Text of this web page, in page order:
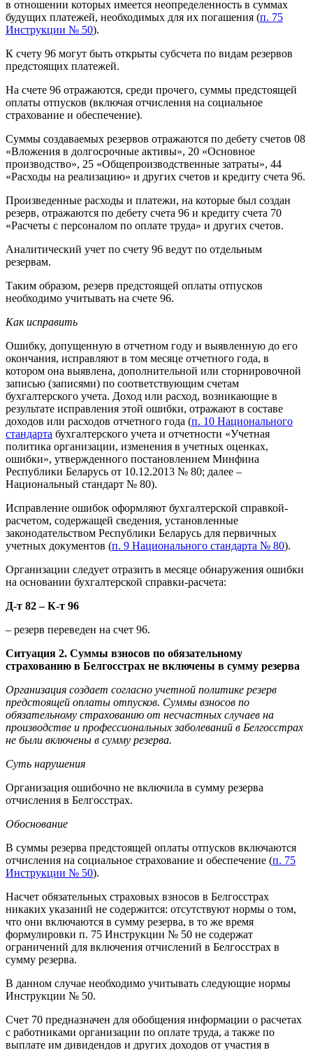
в отношении которых имеется неопределенность в суммах
будущих платежей, необходимых для их погашения (п. 75
Инструкции № 50).
К счету 96 могут быть открыты субсчета по видам резервов
предстоящих платежей.
На счете 96 отражаются, среди прочего, суммы предстоящей
оплаты отпусков (включая отчисления на социальное
страхование и обеспечение).
Суммы создаваемых резервов отражаются по дебету счетов 08
«Вложения в долгосрочные активы», 20 «Основное
производство», 25 «Общепроизводственные затраты», 44
«Расходы на реализацию» и других счетов и кредиту счета 96.
Произведенные расходы и платежи, на которые был создан
резерв, отражаются по дебету счета 96 и кредиту счета 70
«Расчеты с персоналом по оплате труда» и других счетов.
Аналитический учет по счету 96 ведут по отдельным
резервам.
Таким образом, резерв предстоящей оплаты отпусков
необходимо учитывать на счете 96.
Как исправить
Ошибку, допущенную в отчетном году и выявленную до его
окончания, исправляют в том месяце отчетного года, в
котором она выявлена, дополнительной или сторнировочной
записью (записями) по соответствующим счетам
бухгалтерского учета. Доход или расход, возникающие в
результате исправления этой ошибки, отражают в составе
доходов или расходов отчетного года (п. 10 Национального
стандарта бухгалтерского учета и отчетности «Учетная
политика организации, изменения в учетных оценках,
ошибки», утвержденного постановлением Минфина
Республики Беларусь от 10.12.2013 № 80; далее –
Национальный стандарт № 80).
Исправление ошибок оформляют бухгалтерской справкой-
расчетом, содержащей сведения, установленные
законодательством Республики Беларусь для первичных
учетных документов (п. 9 Национального стандарта № 80).
Организации следует отразить в месяце обнаружения ошибки
на основании бухгалтерской справки-расчета:
Д-т 82 – К-т 96
– резерв переведен на счет 96.
Ситуация 2. Суммы взносов по обязательному
страхованию в Белгосстрах не включены в сумму резерва
Организация создает согласно учетной политике резерв
предстоящей оплаты отпусков. Суммы взносов по
обязательному страхованию от несчастных случаев на
производстве и профессиональных заболеваний в Белгосстрах
не были включены в сумму резерва.
Суть нарушения
Организация ошибочно не включила в сумму резерва
отчисления в Белгосстрах.
Обоснование
В суммы резерва предстоящей оплаты отпусков включаются
отчисления на социальное страхование и обеспечение (п. 75
Инструкции № 50).
Насчет обязательных страховых взносов в Белгосстрах
никаких указаний не содержится: отсутствуют нормы о том,
что они включаются в сумму резерва, в то же время
формулировки п. 75 Инструкции № 50 не содержат
ограничений для включения отчислений в Белгосстрах в
сумму резерва.
В данном случае необходимо учитывать следующие нормы
Инструкции № 50.
Счет 70 предназначен для обобщения информации о расчетах
с работниками организации по оплате труда, а также по
выплате им дивидендов и других доходов от участия в